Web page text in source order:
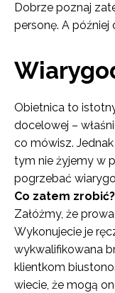
Dobrze poznaj
personę. A
Obietnica to
docelowej –
co mówisz.
tym nie żyjemy w
pogrzebać
Co zatem zrobić?
Załóżmy, że
Wykonujecie je
wykwalifikowana
klientkom
wiecie, że mogą